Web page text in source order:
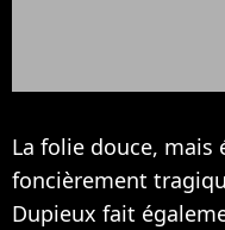
La folie douce, mais
foncièrement
Dupieux fait